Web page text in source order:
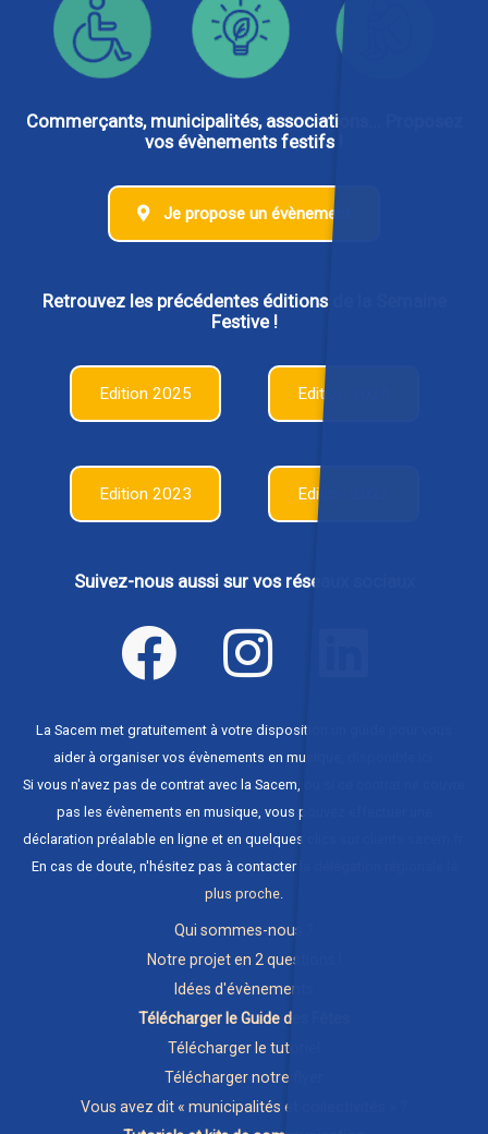
Commerçants, municipalités, associations... Proposez
vos évènements festifs !
Je propose un évènement
Retrouvez les précédentes éditions de la Semaine
Festive !
Edition 2025 Edition 2024
Edition 2023 Edition 2022
Suivez-nous aussi sur vos réseaux sociaux
La Sacem met gratuitement à votre disposition un guide pour vous
aider à organiser vos évènements en musique,
Si vous n'avez pas de contrat avec la Sacem, ou si ce contrat ne couvre
pas les évènements en musique, vous pouvez effectuer une
déclaration préalable en ligne et en quelques clics sur
En cas de doute, n'hésitez pas à contacter
plus proche.
Qui sommes-nous ?
Notre projet en 2 questions !
Idées d'évènements
Télécharger le Guide des Fêtes
Télécharger le tutoriel
Télécharger notre flyer
Vous avez dit « municipalités et collectivités » ?